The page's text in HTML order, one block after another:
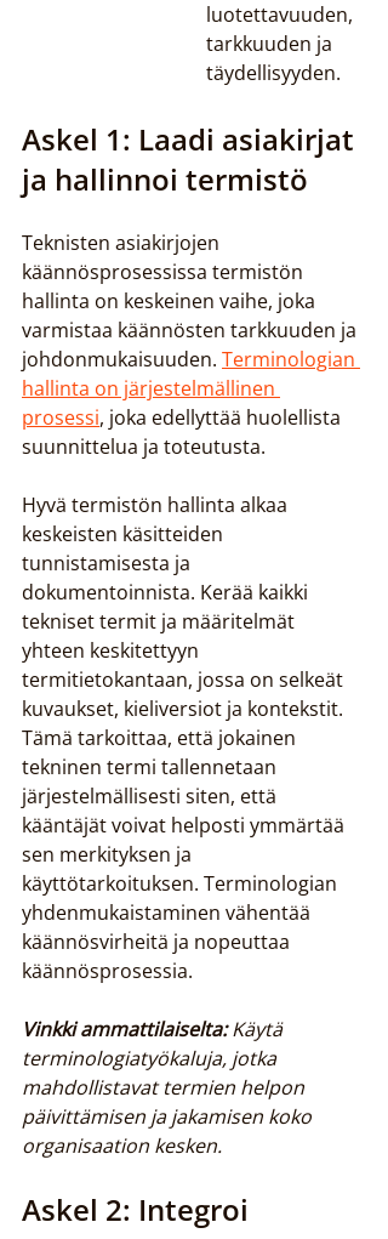
luotettavuuden,
tarkkuuden ja
täydellisyyden.
Askel 1: Laadi asiakirjat
ja hallinnoi termistö
Teknisten asiakirjojen
käännösprosessissa termistön
hallinta on keskeinen vaihe, joka
varmistaa käännösten tarkkuuden ja
johdonmukaisuuden. Terminologian
hallinta on järjestelmällinen
prosessi, joka edellyttää huolellista
suunnittelua ja toteutusta.
Hyvä termistön hallinta alkaa
keskeisten käsitteiden
tunnistamisesta ja
dokumentoinnista. Kerää kaikki
tekniset termit ja määritelmät
yhteen keskitettyyn
termitietokantaan, jossa on selkeät
kuvaukset, kieliversiot ja kontekstit.
Tämä tarkoittaa, että jokainen
tekninen termi tallennetaan
järjestelmällisesti siten, että
kääntäjät voivat helposti ymmärtää
sen merkityksen ja
käyttötarkoituksen. Terminologian
yhdenmukaistaminen vähentää
käännösvirheitä ja nopeuttaa
käännösprosessia.
Vinkki ammattilaiselta: Käytä
terminologiatyökaluja, jotka
mahdollistavat termien helpon
päivittämisen ja jakamisen koko
organisaation kesken.
Askel 2: Integroi